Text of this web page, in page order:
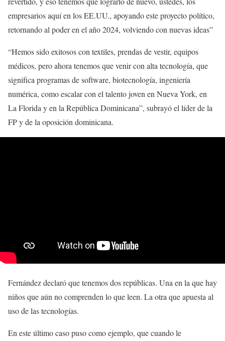
empresarios aquí en los EE.UU., apoyando este proyecto político,
retornando al poder en el año 2024, volviendo con nuevas ideas”
“Hemos sido exitosos con textiles, prendas de vestir, equipos
médicos, pero ahora tenemos que venir con alta tecnología, que
significa programas de software, biotecnología, ingeniería
numérica, como escalar con el talento joven en Nueva York, en
La Florida y en la República Dominicana”, subrayó el líder de la
FP y de la oposición dominicana.
Fernández declaró que tenemos dos repúblicas. Una en la que hay
niños que aún no comprenden lo que leen. La otra que apuesta al
uso de las tecnologías.
En este último caso puso como ejemplo, que cuando le